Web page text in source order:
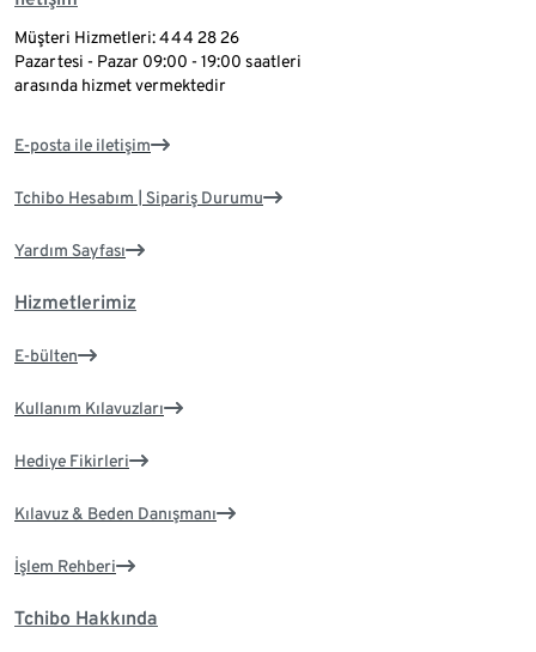
Müşteri Hizmetleri: 444 28 26
Pazartesi - Pazar 09:00 - 19:00 saatleri
arasında hizmet vermektedir
E-posta ile iletişim
Tchibo Hesabım | Sipariş Durumu
Yardım Sayfası
Hizmetlerimiz
E-bülten
Kullanım Kılavuzları
Hediye Fikirleri
Kılavuz & Beden Danışmanı
İşlem Rehberi
Tchibo Hakkında